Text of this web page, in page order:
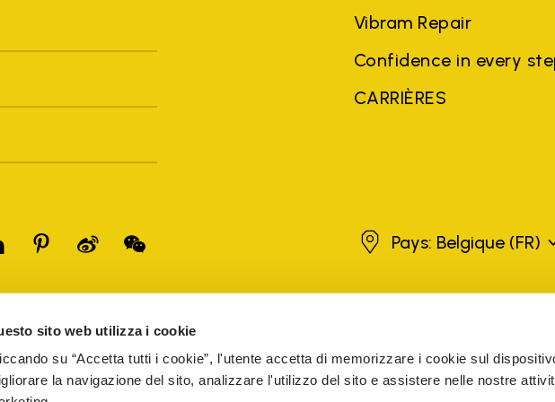
sito web utilizza i cookie
su “Accetta tutti i cookie”, l'utente accetta di memorizzare i cookie sul
la navigazione del sito, analizzare l'utilizzo del sito e assistere nelle nostre
Vibram Repair
Confidence in every
CARRIÈRES
BelgiquePays: Belgique (FR)
de leurs détenteurs. Les marques, noms de produits, noms commerciaux, dénominations
ou des marques déposées d'autres entreprises, et ont été utilisés à des fins
de VIBRAM et auprès des vendeurs agréés sont garantis par la société.EN SAVOIR PLUS